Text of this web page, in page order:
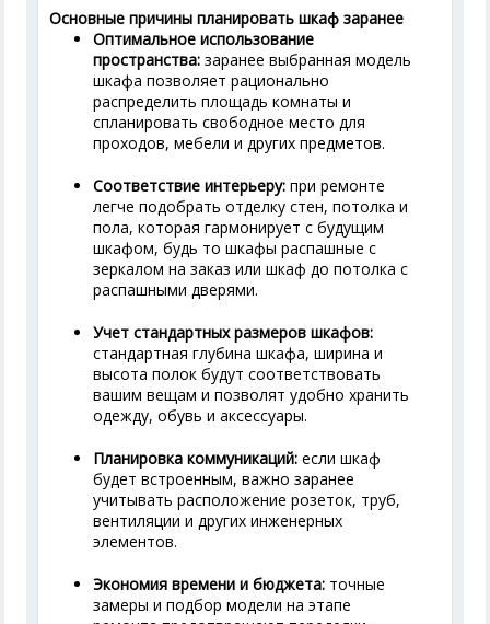
Основные причины планировать шкаф заранее
Оптимальное использование
пространства: заранее выбранная модель
шкафа позволяет рационально
распределить площадь комнаты и
спланировать свободное место для
проходов, мебели и других предметов.
Соответствие интерьеру: при ремонте
легче подобрать отделку стен, потолка и
пола, которая гармонирует с будущим
шкафом, будь то шкафы распашные с
зеркалом на заказ или шкаф до потолка с
распашными дверями.
Учет стандартных размеров шкафов:
стандартная глубина шкафа, ширина и
высота полок будут соответствовать
вашим вещам и позволят удобно хранить
одежду, обувь и аксессуары.
Планировка коммуникаций: если шкаф
будет встроенным, важно заранее
учитывать расположение розеток, труб,
вентиляции и других инженерных
элементов.
Экономия времени и бюджета: точные
замеры и подбор модели на этапе